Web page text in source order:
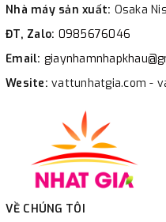
Nhà máy sản xuất: Osaka
ĐT, Zalo: 0985676046
Email:
Wesite: vattunhatgia.com -
VỀ CHÚNG TÔI